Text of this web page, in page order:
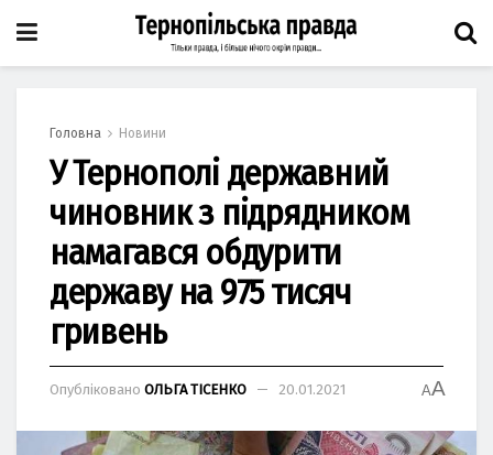
Головна Новини
У Тернополі державний
чиновник з підрядником
намагався обдурити
державу на 975 тисяч
гривень
Опубліковано ОЛЬГА ТІСЕНКО 20.01.2021 AA